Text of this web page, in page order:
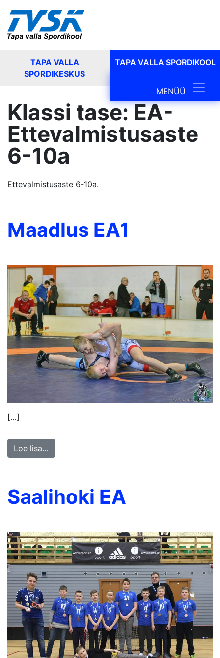
TAPA VALLA
SPORDIKESKUS
TAPA VALLA SPORDIKOOL
MainMENÜÜ
Klassi tase:EA-
Ettevalmistusaste
6-10a
Ettevalmistusaste 6-10a.
Maadlus EA1
[…]
Loe lisa…
Saalihoki EA